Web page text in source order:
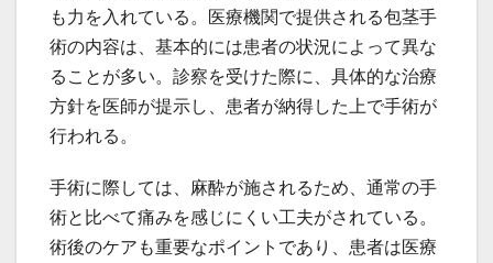
も力を入れている。医療機関で提供される包茎手
術の内容は、基本的には患者の状況によって異な
ることが多い。診察を受けた際に、具体的な治療
方針を医師が提示し、患者が納得した上で手術が
行われる。
手術に際しては、麻酔が施されるため、通常の手
術と比べて痛みを感じにくい工夫がされている。
術後のケアも重要なポイントであり、患者は医療